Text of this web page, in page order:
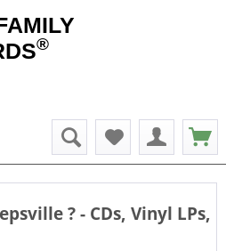
®
? - CDs, Vinyl LPs,